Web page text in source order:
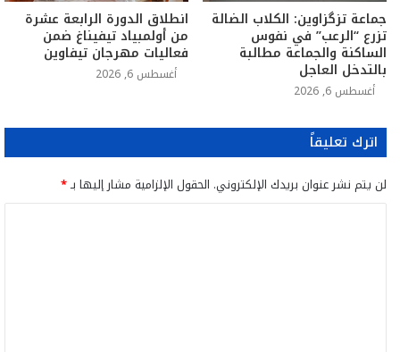
جماعة تزگزاوين: الكلاب الضالة
تزرع “الرعب” في نفوس
الساكنة والجماعة مطالبة
بالتدخل العاجل
أغسطس 6, 2026
انطلاق الدورة الرابعة عشرة
من أولمبياد تيفيناغ ضمن
فعاليات مهرجان تيفاوين
أغسطس 6, 2026
اترك تعليقاً
لن يتم نشر عنوان بريدك الإلكتروني. الحقول الإلزامية مشار إليها بـ*